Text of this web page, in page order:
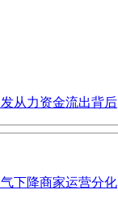
从力资金流出背后
下降商家运营分化